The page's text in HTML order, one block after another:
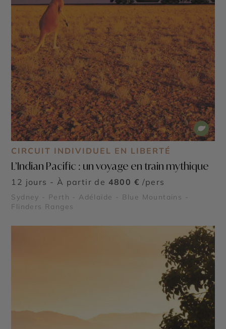
CIRCUIT INDIVIDUEL EN LIBERTÉ
L’Indian Pacific : un voyage en train mythique
12 jours - À partir de 4800 € /pers
Sydney - Perth - Adélaïde - Blue Mountains -
Flinders Ranges